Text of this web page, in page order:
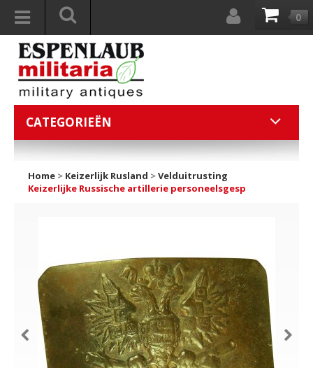
0
CATEGORIEËN
Home > Keizerlijk Rusland >Velduitrusting
Keizerlijke Russische artillerie personeelsgesp